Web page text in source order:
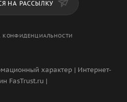
НА РАССЫЛКУ
КОНФИДЕНЦИАЛЬНОСТИ
характер | Интернет-
FasTrust.ru |